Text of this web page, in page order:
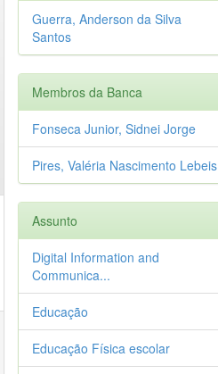
Guerra, Anderson da Silva
Santos
Membros da Banca
Fonseca Junior, Sidnei Jorge
Pires, Valéria Nascimento Lebeis
Assunto
Digital Information and
Communica...
Educação
Educação Física escolar